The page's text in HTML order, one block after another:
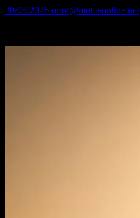
30/05/2026 oriol@motosonline.net